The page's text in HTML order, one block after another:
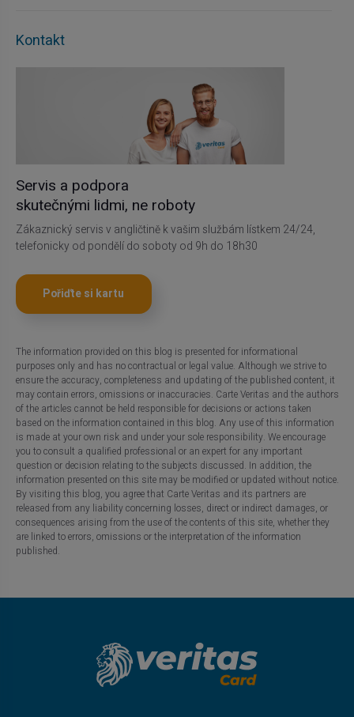
Kontakt
Servis a podpora
skutečnými lidmi, ne roboty
Zákaznický servis v angličtině k vašim službám lístkem 24/24,
telefonicky od pondělí do soboty od 9h do 18h30
Pořiďte si kartu
The information provided on this blog is presented for informational
purposes only and has no contractual or legal value. Although we strive to
ensure the accuracy, completeness and updating of the published content, it
may contain errors, omissions or inaccuracies. Carte Veritas and the authors
of the articles cannot be held responsible for decisions or actions taken
based on the information contained in this blog. Any use of this information
is made at your own risk and under your sole responsibility. We encourage
you to consult a qualified professional or an expert for any important
question or decision relating to the subjects discussed. In addition, the
information presented on this site may be modified or updated without notice.
By visiting this blog, you agree that Carte Veritas and its partners are
released from any liability concerning losses, direct or indirect damages, or
consequences arising from the use of the contents of this site, whether they
are linked to errors, omissions or the interpretation of the information
published.